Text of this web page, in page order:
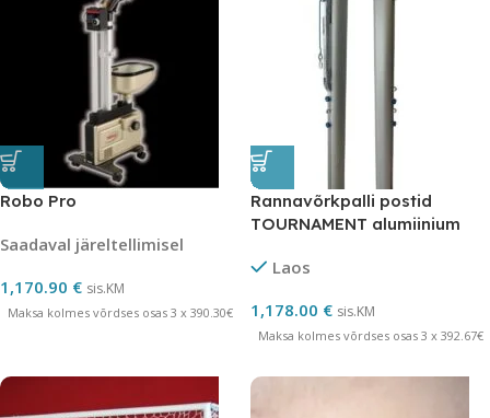
Robo Pro
Saadaval järeltellimisel
1,170.90 € sis.KM
Maksa kolmes võrdses osas 3 x 390.30€
Rannavõrkpalli postid
TOURNAMENT alumiinium
hülssidega
Laos
1,178.00 € sis.KM
Maksa kolmes võrdses osas 3 x 392.67€